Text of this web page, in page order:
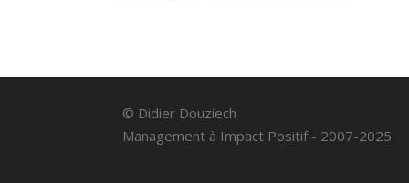
© Didier Douziech
Management à Impact Positif - 2007-2025